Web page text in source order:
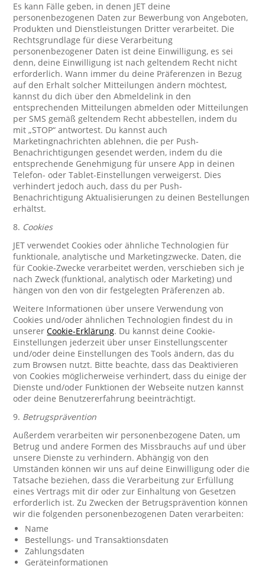
Es kann Fälle geben, in denen JET deine
personenbezogenen Daten zur Bewerbung von Angeboten,
Produkten und Dienstleistungen Dritter verarbeitet. Die
Rechtsgrundlage für diese Verarbeitung
personenbezogener Daten ist deine Einwilligung, es sei
denn, deine Einwilligung ist nach geltendem Recht nicht
erforderlich. Wann immer du deine Präferenzen in Bezug
auf den Erhalt solcher Mitteilungen ändern möchtest,
kannst du dich über den Abmeldelink in den
entsprechenden Mitteilungen abmelden oder Mitteilungen
per SMS gemäß geltendem Recht abbestellen, indem du
mit „STOP“ antwortest. Du kannst auch
Marketingnachrichten ablehnen, die per Push-
Benachrichtigungen gesendet werden, indem du die
entsprechende Genehmigung für unsere App in deinen
Telefon- oder Tablet-Einstellungen verweigerst. Dies
verhindert jedoch auch, dass du per Push-
Benachrichtigung Aktualisierungen zu deinen Bestellungen
erhältst.
8. Cookies
JET verwendet Cookies oder ähnliche Technologien für
funktionale, analytische und Marketingzwecke. Daten, die
für Cookie-Zwecke verarbeitet werden, verschieben sich je
nach Zweck (funktional, analytisch oder Marketing) und
hängen von den von dir festgelegten Präferenzen ab.
Weitere Informationen über unsere Verwendung von
Cookies und/oder ähnlichen Technologien findest du in
unsererCookie-Erklärung. Du kannst deine Cookie-
Einstellungen jederzeit über unser Einstellungscenter
und/oder deine Einstellungen des Tools ändern, das du
zum Browsen nutzt. Bitte beachte, dass das Deaktivieren
von Cookies möglicherweise verhindert, dass du einige der
Dienste und/oder Funktionen der Webseite nutzen kannst
oder deine Benutzererfahrung beeinträchtigt.
9. Betrugsprävention
Außerdem verarbeiten wir personenbezogene Daten, um
Betrug und andere Formen des Missbrauchs auf und über
unsere Dienste zu verhindern. Abhängig von den
Umständen können wir uns auf deine Einwilligung oder die
Tatsache beziehen, dass die Verarbeitung zur Erfüllung
eines Vertrags mit dir oder zur Einhaltung von Gesetzen
erforderlich ist. Zu Zwecken der Betrugsprävention können
wir die folgenden personenbezogenen Daten verarbeiten:
Name
Bestellungs- und Transaktionsdaten
Zahlungsdaten
Geräteinformationen